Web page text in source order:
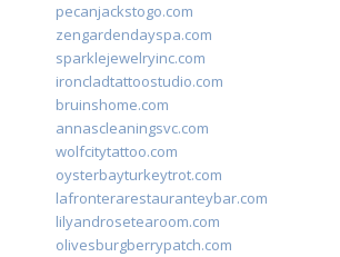
pecanjackstogo.com
zengardendayspa.com
sparklejewelryinc.com
ironcladtattoostudio.com
bruinshome.com
annascleaningsvc.com
wolfcitytattoo.com
oysterbayturkeytrot.com
lafronterarestauranteybar.com
lilyandrosetearoom.com
olivesburgberrypatch.com